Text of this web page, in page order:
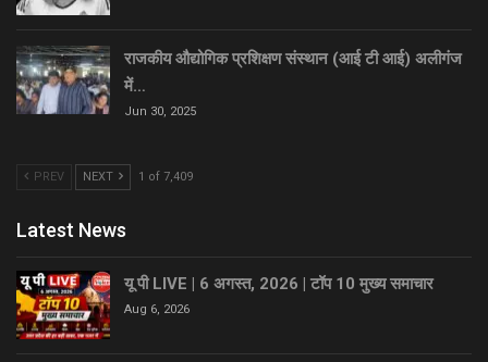
राजकीय औद्योगिक प्रशिक्षण संस्थान (आई टी आई) अलीगंज
में…
Jun 30, 2025
PREV NEXT 1 of 7,409
Latest News
यू पी LIVE | 6 अगस्त, 2026 | टॉप 10 मुख्य समाचार
Aug 6, 2026